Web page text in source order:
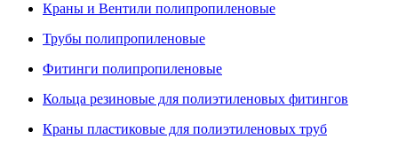
Краны и Вентили полипропиленовые
Трубы полипропиленовые
Фитинги полипропиленовые
Кольца резиновые для полиэтиленовых фитингов
Краны пластиковые для полиэтиленовых труб